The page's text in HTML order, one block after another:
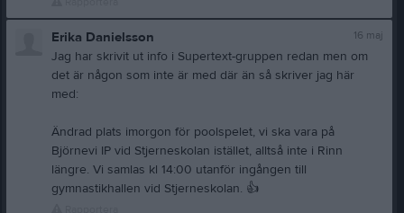
16 maj
Erika Danielsson
Jag har skrivit ut info i Supertext-gruppen redan men om
det är någon som inte är med där än så skriver jag här
med:
Ändrad plats imorgon för poolspelet, vi ska vara på
Björnevi IP vid Stjerneskolan istället, alltså inte i Rinn
längre. Vi samlas kl 14:00 utanför ingången till
gymnastikhallen vid Stjerneskolan. 👍